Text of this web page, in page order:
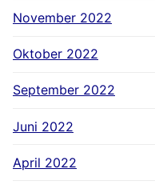
November 2022
Oktober 2022
September 2022
Juni 2022
April 2022